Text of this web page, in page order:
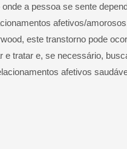
a pessoa se sente
afetivos/
este transtorno pode
e tratar e, se necessário,
afetivos